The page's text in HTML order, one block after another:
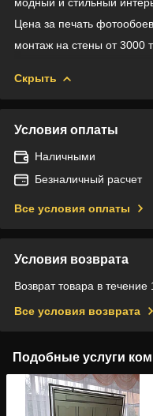
Цена за печать
монтаж на стены от 3000
Скрыть
Условия оплаты
Наличными
Безналичный расчет
Все условия оплаты
Условия возврата
Возврат товара в
Все условия возврата
Подобные услуги